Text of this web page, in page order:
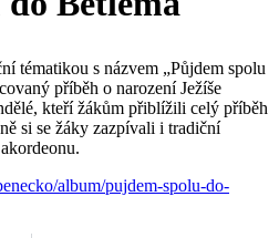
tématikou s názvem „Půjdem spolu
příběh o narození Ježíše
kteří žákům přiblížili celý příběh
si se žáky zazpívali i tradiční
album/pujdem-spolu-do-